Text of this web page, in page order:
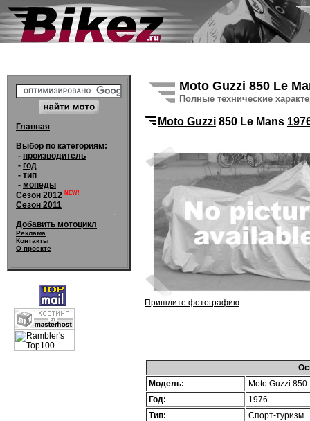
Главная
Выбор по категориям:
- производитель
- год
- тип
- мопеды
Сезон 2012 NEW!
Сезон 2011
Добавить мотоцикл
Реклама
Контакты
О проекте
Moto Guzzi 850 Le
Полные технические
Moto Guzzi 850 Le Mans
Пришлите фотографию
Модель:
Moto Guzzi 850
Год:
1976
Тип:
Спорт-туризм